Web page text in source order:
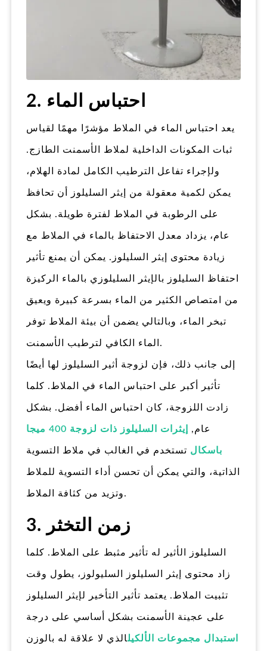
2. احتباس الماء
يعد احتباس الماء في الملاط مؤشرًا مهمًا لقياس
ثبات المكونات الداخلية لملاط الأسمنت الطازج.
ولإجراء تفاعل الترطيب الكامل لمادة الهلام،
يمكن لكمية معقولة من إيثر السليلوز أن تحافظ
على الرطوبة في الملاط لفترة طويلة. بشكل
عام، يزداد معدل الاحتفاظ بالماء في الملاط مع
زيادة محتوى إيثر السليلوز. يمكن أن يمنع تأثير
احتفاظ السليلوز بالإيثر السليلوزي بالماء الركيزة
من امتصاص الكثير من الماء بسرعة كبيرة ويعيق
تبخر الماء، وبالتالي يضمن أن بيئة الملاط توفر
الماء الكافي لترطيب الأسمنت.
إلى جانب ذلك، فإن لزوجة أثير السليلوز لها أيضًا
تأثير أكبر على احتباس الماء في الملاط. كلما
زادت اللزوجة، كان احتباس الماء أفضل. بشكل
عام, إيثرات السليلوز ذات لزوجة 400 ميجا
باسكال تستخدم في الغالب في ملاط التسوية
الذاتية، والتي يمكن أن تحسن أداء التسوية للملاط
وتزيد من كثافة الملاط.
3. زمن التخثر
السليلوز الأثير له تأثير مثبط على الملاط. كلما
زاد محتوى إيثر السليلوز السليولوز، يطول وقت
تثبيت الملاط. يعتمد تأثير التأخير لإيثر السليلوز
على عجينة الأسمنت بشكل أساسي على درجة
استبدال مجموعات الألكيلالذي لا علاقة له بالوزن